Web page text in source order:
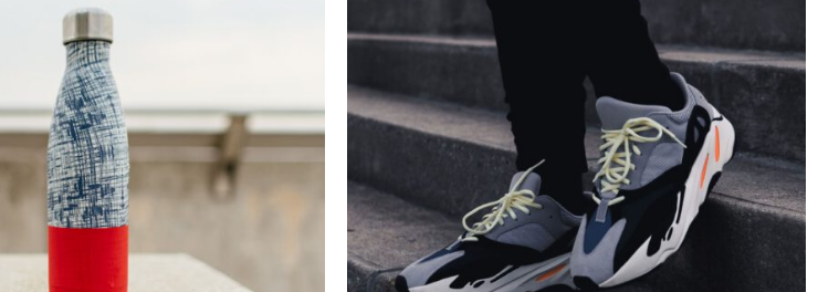
TO CART / DETAILS ADD TO CART / DETAILS